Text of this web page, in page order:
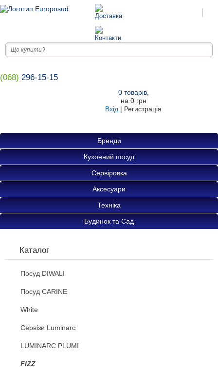
(068) 296-15-15
0товарів,
на 0 грн
Вхід | Регистрація
Бренди
Кухонний посуд
Сервіровка
Аксесуари
Техніка
Будинок та Сад
Каталог
Посуд DIWALI
Посуд CARINE
White
Сервізи Luminarc
LUMINARC PLUMI
FIZZ